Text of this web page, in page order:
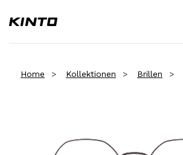
Home Kollektionen Brillen